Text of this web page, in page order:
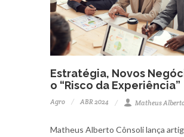
Estratégia, Novos
o “Risco da Experiência”
Agro ABR 2024 Matheus
Matheus Alberto Cônsoli lança